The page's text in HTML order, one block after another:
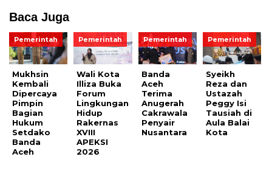
Baca Juga
Pemerintah
Mukhsin
Kembali
Dipercaya
Pimpin
Bagian
Hukum
Setdako
Banda
Aceh
Pemerintah
Wali Kota
Illiza Buka
Forum
Lingkungan
Hidup
Rakernas
XVIII
APEKSI
2026
Pemerintah
Banda
Aceh
Terima
Anugerah
Cakrawala
Penyair
Nusantara
Pemerintah
Syeikh
Reza dan
Ustazah
Peggy Isi
Tausiah di
Aula Balai
Kota